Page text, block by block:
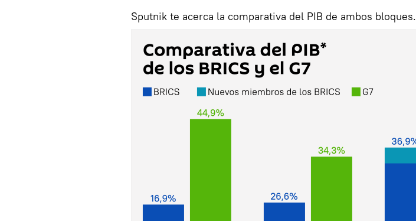
Sputnik te acerca la comparativa del PIB de ambos bloques.